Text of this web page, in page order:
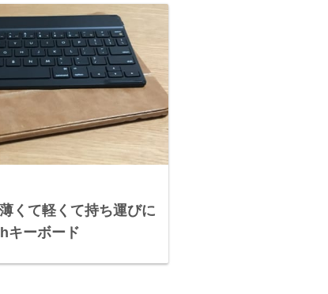
くて軽くて持ち運びに
キーボード